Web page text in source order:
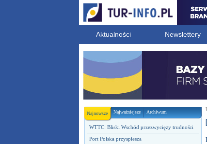
Aktualności Newslettery
Najnowsze Najważniejsze Archiwum
WTTC: Bliski Wschód przezwycięży trudności
Port Polska przyspiesza